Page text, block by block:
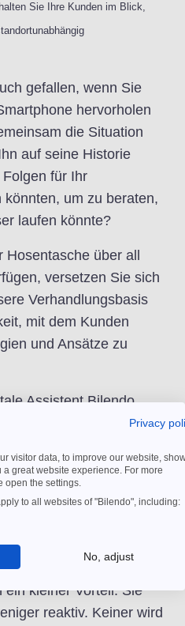
Sie Ihre Kunden im Blick,
gefallen, wenn Sie
hervorholen
die Situation
auf seine Historie
für Ihr
um zu beraten,
laufen könnte?
über all
versetzen Sie sich
Verhandlungsbasis
mit dem Kunden
und Ansätze zu
Assistent Bilendo
Vorbei sind
Sie zu lange auf
warten mussten.
werden an der einen
ein kleiner Vorteil: Sie
reaktiv. Keiner wird
Privacy
visitor data, to improve our website,
great website experience. For more
open the settings.
to all websites of "Bilendo", including:
No, adjust